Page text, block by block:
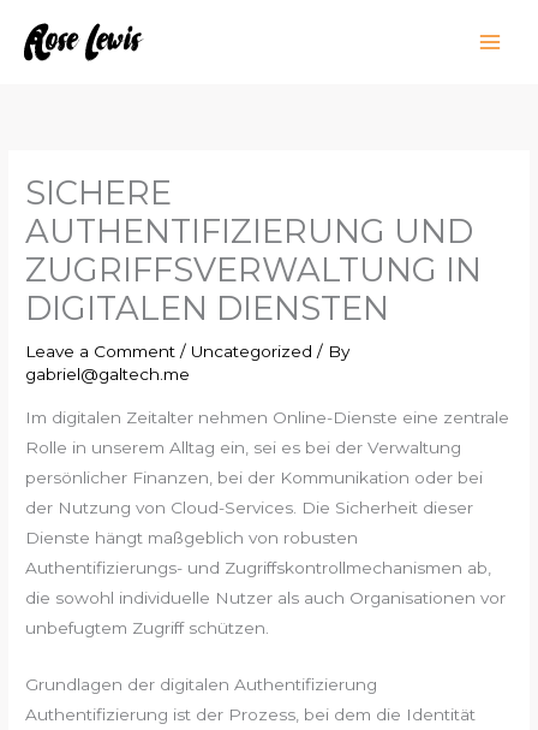
SICHERE
AUTHENTIFIZIERUNG UND
ZUGRIFFSVERWALTUNG IN
DIGITALEN DIENSTEN
Leave a Comment / Uncategorized / By
gabriel@galtech.me
Im digitalen Zeitalter nehmen Online-Dienste eine zentrale
Rolle in unserem Alltag ein, sei es bei der Verwaltung
persönlicher Finanzen, bei der Kommunikation oder bei
der Nutzung von Cloud-Services. Die Sicherheit dieser
Dienste hängt maßgeblich von robusten
Authentifizierungs- und Zugriffskontrollmechanismen ab,
die sowohl individuelle Nutzer als auch Organisationen vor
unbefugtem Zugriff schützen.
Grundlagen der digitalen Authentifizierung
Authentifizierung ist der Prozess, bei dem die Identität